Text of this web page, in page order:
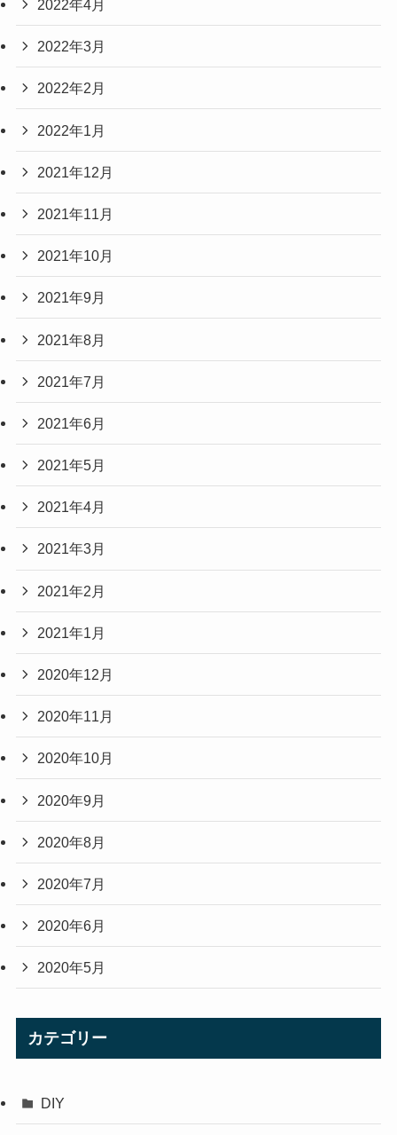
2022年4月
2022年3月
2022年2月
2022年1月
2021年12月
2021年11月
2021年10月
2021年9月
2021年8月
2021年7月
2021年6月
2021年5月
2021年4月
2021年3月
2021年2月
2021年1月
2020年12月
2020年11月
2020年10月
2020年9月
2020年8月
2020年7月
2020年6月
2020年5月
カテゴリー
DIY